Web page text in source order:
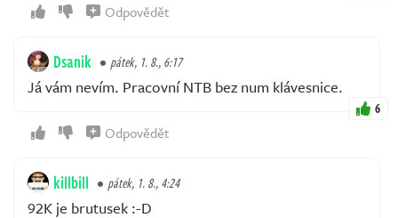
Odpovědět
Dsanik pátek, 1. 8., 6:17
Já vám nevím. Pracovní NTB bez num klávesnice.
6
Odpovědět
killbill pátek, 1. 8., 4:24
92K je brutusek :-D